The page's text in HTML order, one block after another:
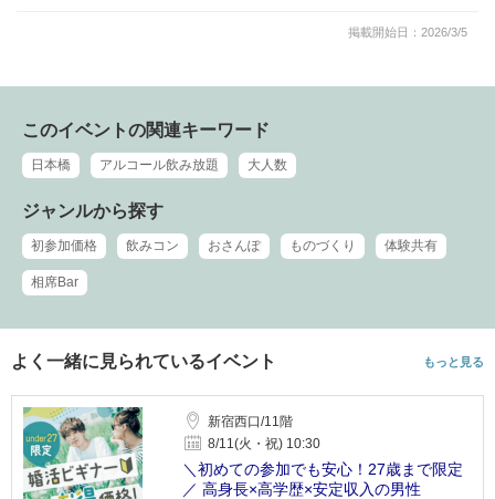
掲載開始日：2026/3/5
このイベントの関連キーワード
日本橋 アルコール飲み放題 大人数
ジャンルから探す
初参加価格 飲みコン おさんぽ ものづくり 体験共有
相席Bar
よく一緒に見られているイベント もっと見る
新宿西口/11階
8/11(火・祝) 10:30
＼初めての参加でも安心！27歳まで限定
／ 高身長×高学歴×安定収入の男性